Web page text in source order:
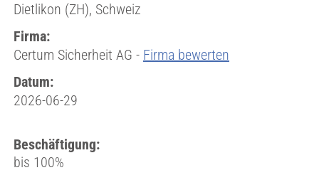
Dietlikon (ZH), Schweiz
Firma:
Certum Sicherheit AG - Firma bewerten
Datum:
2026-06-29
Beschäftigung:
bis 100%